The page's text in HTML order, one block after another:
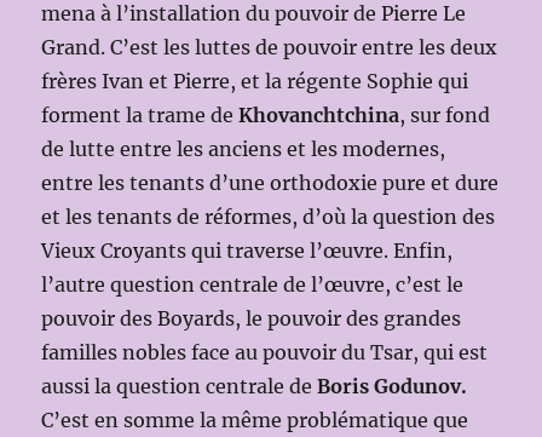
mena à l’installation du pouvoir de Pierre Le
Grand. C’est les luttes de pouvoir entre les deux
frères Ivan et Pierre, et la régente Sophie qui
forment la trame deKhovanchtchina, sur fond
de lutte entre les anciens et les modernes,
entre les tenants d’une orthodoxie pure et dure
et les tenants de réformes, d’où la question des
Vieux Croyants qui traverse l’œuvre. Enfin,
l’autre question centrale de l’œuvre, c’est le
pouvoir des Boyards, le pouvoir des grandes
familles nobles face au pouvoir du Tsar, qui est
aussi la question centrale deBoris Godunov.
C’est en somme la même problématique que